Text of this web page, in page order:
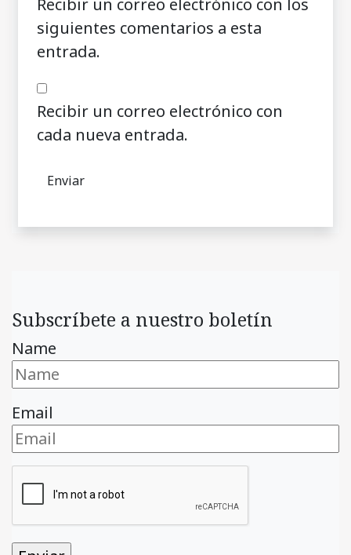
siguientes comentarios a esta
entrada.
Recibir un correo electrónico con
cada nueva entrada.
Subscríbete a nuestro boletín
Name
Email